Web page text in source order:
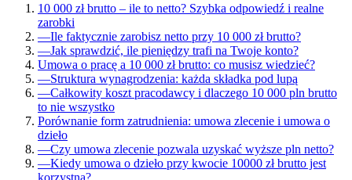
10 000 zł brutto – ile to netto? Szybka odpowiedź i realne
zarobki
—Ile faktycznie zarobisz netto przy 10 000 zł brutto?
—Jak sprawdzić, ile pieniędzy trafi na Twoje konto?
Umowa o pracę a 10 000 zł brutto: co musisz wiedzieć?
—Struktura wynagrodzenia: każda składka pod lupą
—Całkowity koszt pracodawcy i dlaczego 10 000 pln brutto
to nie wszystko
Porównanie form zatrudnienia: umowa zlecenie i umowa o
dzieło
—Czy umowa zlecenie pozwala uzyskać wyższe pln netto?
—Kiedy umowa o dzieło przy kwocie 10000 zł brutto jest
korzystna?